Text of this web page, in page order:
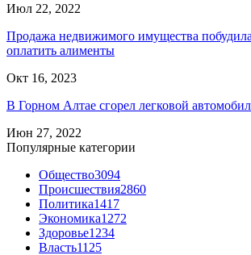
Июл 22, 2022
Продажа недвижимого имущества
оплатить алименты
Окт 16, 2023
В Горном Алтае сгорел легковой
Июн 27, 2022
Популярные категории
Общество3094
Происшествия2860
Политика1417
Экономика1272
Здоровье1234
Власть1125